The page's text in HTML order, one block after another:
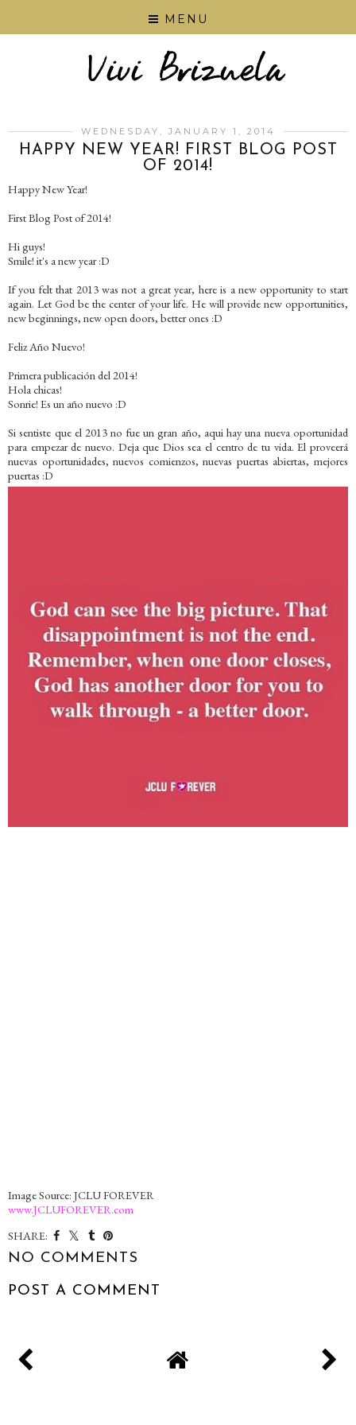
MENU
WEDNESDAY, JANUARY 1, 2014
HAPPY NEW YEAR! FIRST BLOG POST
OF 2014!
Happy New Year!
First Blog Post of 2014!
Hi guys!
Smile! it's a new year :D
If you felt that 2013 was not a great year, here is a new opportunity to start
again. Let God be the center of your life. He will provide new opportunities,
new beginnings, new open doors, better ones :D
Feliz Año Nuevo!
Primera publicación del 2014!
Hola chicas!
Sonrie! Es un año nuevo :D
Si sentiste que el 2013 no fue un gran año, aqui hay una nueva oportunidad
para empezar de nuevo. Deja que Dios sea el centro de tu vida. El proveerá
nuevas oportunidades, nuevos comienzos, nuevas puertas abiertas, mejores
puertas :D
Image Source: JCLU FOREVER
www.JCLUFOREVER.com
SHARE:
NO COMMENTS
POST A COMMENT